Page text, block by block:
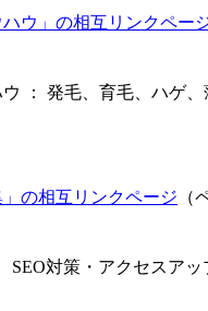
ウ」の相互リンクペー
： 発毛、育毛、ハゲ、
の相互リンクページ （
対策・アクセスアッ